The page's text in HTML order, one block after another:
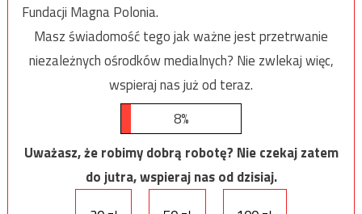
Fundacji Magna Polonia.
Masz świadomość tego jak ważne jest przetrwanie
niezależnych ośrodków medialnych? Nie zwlekaj więc,
wspieraj nas już od teraz.
8%
Uważasz, że robimy dobrą robotę? Nie czekaj zatem
do jutra, wspieraj nas od dzisiaj.